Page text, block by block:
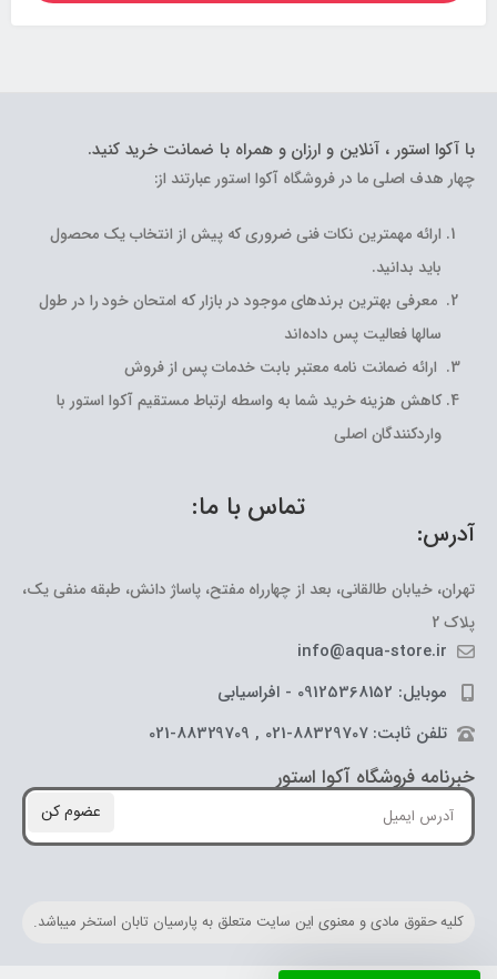
با آکوا استور ، آنلاین و ارزان و همراه با ضمانت خرید کنید.
چهار هدف اصلی ما در فروشگاه آکوا استور عبارتند از:
ارائه مهمترین نکات فنی ضروری که پیش از انتخاب یک محصول
باید بدانید.
معرفی بهترین برندهای موجود در بازار که امتحان خود را در طول
سالها فعالیت پس داده‌اند
ارائه ضمانت نامه معتبر بابت خدمات پس از فروش
کاهش هزینه خرید شما به واسطه ارتباط مستقیم آکوا استور با
واردکنندگان اصلی
تماس با ما:
آدرس:
تهران، خیابان طالقانی، بعد از چهارراه مفتح، پاساژ دانش، طبقه منفی یک،
پلاک 2
info@aqua-store.ir
موبایل: 09125368152 - افراسیابی
تلفن ثابت: 88329707-021 , 88329709-021
خبرنامه فروشگاه آکوا استور
عضوم کن
کلیه حقوق مادی و معنوی این سایت متعلق به پارسیان تابان استخر میباشد.